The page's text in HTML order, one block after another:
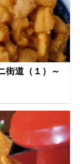
街道（１）～